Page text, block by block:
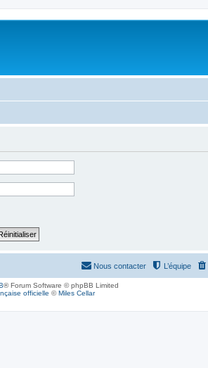
L’équipe
Nous contacter
® Forum Software © phpBB Limited
officielle ©Miles Cellar